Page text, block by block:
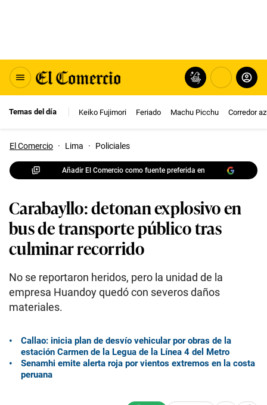
Temas del día Keiko Fujimori Feriado Machu Picchu Corredor
El Comercio · Lima · Policiales
Añadir El Comercio como fuente preferida en
Carabayllo: detonan explosivo en
bus de transporte público tras
culminar recorrido
No se reportaron heridos, pero la unidad de la
empresa Huandoy quedó con severos daños
materiales.
Callao: inicia plan de desvío vehicular por obras de la
estación Carmen de la Legua de la Línea 4 del Metro
Senamhi emite alerta roja por vientos extremos en la costa
peruana